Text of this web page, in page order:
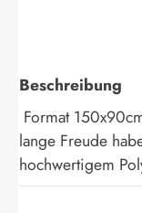
Beschreibung
Format
lange Freude
hochwertigem